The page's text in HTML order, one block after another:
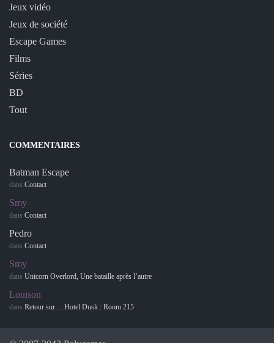
Jeux vidéo
Jeux de société
Escape Games
Films
Séries
BD
Tout
COMMENTAIRES
Batman Escape
dans Contact
Smy
dans Contact
Pedro
dans Contact
Smy
dans Unicorn Overlord, Une bataille après l’autre
Louison
dans Retour sur… Hotel Dusk : Room 215